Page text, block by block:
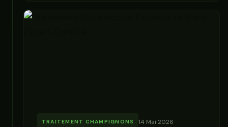
TRAITEMENT CHAMPIGNONS 14 Mai 2026